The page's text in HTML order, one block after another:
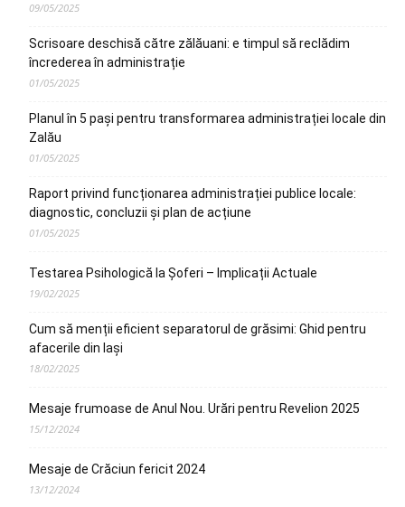
09/05/2025
Scrisoare deschisă către zălăuani: e timpul să reclădim
încrederea în administrație
01/05/2025
Planul în 5 pași pentru transformarea administrației locale din
Zalău
01/05/2025
Raport privind funcționarea administrației publice locale:
diagnostic, concluzii și plan de acțiune
01/05/2025
Testarea Psihologică la Șoferi – Implicații Actuale
19/02/2025
Cum să menții eficient separatorul de grăsimi: Ghid pentru
afacerile din Iași
18/02/2025
Mesaje frumoase de Anul Nou. Urări pentru Revelion 2025
15/12/2024
Mesaje de Crăciun fericit 2024
13/12/2024